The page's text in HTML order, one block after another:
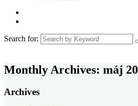
Search for:
Monthly Archives: máj
Archives